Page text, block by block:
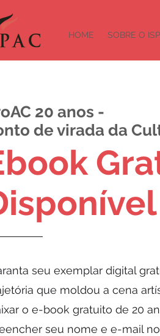
HOME SOBRE O
20 anos -
de virada da
seu exemplar digital
que moldou a cena
o e-book gratuito de 20
seu nome e e-mail